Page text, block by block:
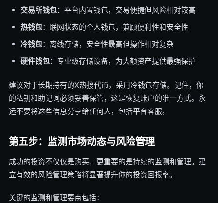
交易所钱包：平台内置钱包，交易便捷但风险相对较高
热钱包：联网状态的个人钱包，兼顾便利性和安全性
冷钱包：离线存储，安全性最高但操作相对复杂
硬件钱包：专业级存储设备，为大额资产提供最强保护
建议对于长期持有的X热搜代币，采用冷钱包存储。记住，你
的私钥和助记词必须妥善保管，这是恢复账户的唯一方式。永
远不要将这些信息分享给任何人，包括平台客服。
第五步：监测市场动态与风险管理
成功的投资不仅仅是购买，更重要的是持续的监测和管理。建
立有效的风险管理策略将显著提升你的投资回报率。
关键的监测和管理要点包括：